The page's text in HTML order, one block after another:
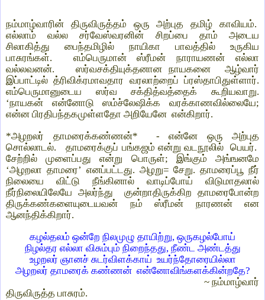
நம்மாழ்வாரின் திருவிருத்தம் ஒரு அற்புத தமிழ் காவியம்.
எல்லாம் வல்ல சர்வேஸ்வரனின் சிறப்பை தாம் அடைய
சிலாகித்து பைந்தமிழில் நாயிகா பாவத்தில் உருகிய
பாசுரங்கள்.
எம்பெருமான் ஸ்ரீமன் நாராயணன் எல்லா
வல்லவனன்.
ஸர்வசக்தியுக்தனான நாயகனை
ஆழ்வார்
இப்பாட்டில் த்ரிவிக்ரமாவதார வரலாற்றைப் ப்ரஸ்தாபிதுள்ளார்.
எம்பெருமானுடைய ஸர்வ சக்தித்வத்தைக் கூறியவாறு.
‘நாயகன் என்னோடு ஸம்ச்லேஷிக்க வரக்காணவில்லையே;
என்ன பிரதிபந்தகமுள்ளதோ அறியேனே என்கிறார்.
*அழறலர் தாமரைக்கண்ணன்*
- என்னே ஒரு அற்புத
சொல்லாடல்.
தாமரைக்குப் பங்கஜம் என்று வடநூலில் பெயர்.
சேற்றில் முளைப்பது என்று பொருள்; இங்கும் அங்ஙனமே
‘அழறலா தாமரை’ எனப்பட்டது. அழறு= சேறு. தாமரைப்பூ நீர்
நிலையை விட்டு நீங்கினால் வாடிப்போய் விடுமாதலால்
நீர்நிலையிலேயே அலர்ந்து
குன்றாதிருக்கிற தாமரைபோன்ற
திருக்கண்களையுடையவன் நம் ஸ்ரீமன் நாரணன் என
ஆனந்திக்கிறார்.
கழல்தலம் ஒன்றே நிலமுழு தாயிற்று, ஒருகழல்போய்
நிழல்தர எல்லா விசும்பும் நிறைந்தது, நீண்ட அண்டத்து
உழறலர் ஞானச் சுடர்விளக்காய் உயர்ந்தோரையில்லா
அழறலர் தாமரைக் கண்ணன் என்னோவிங்களக்கின்றதே?
~ நம்மாழ்வார்
திருவிருத்த பாசுரம்.